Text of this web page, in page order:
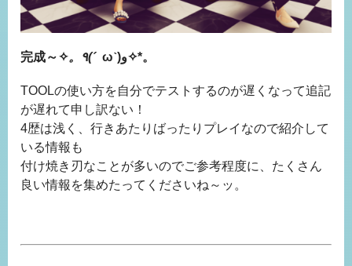
完成～✧ 。٩(ˊ ωˋ)و✧*。
TOOLの使い方を自分でテストするのが遅くなって追記
が遅れて申し訳ない！
4歴は浅く、行きあたりばったりプレイなので紹介して
いる情報も
付け焼き刃なことが多いのでご参考程度に、たくさん
良い情報を集めたってくださいね～ッ。